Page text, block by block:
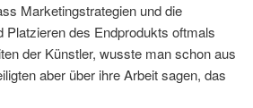
Marketingstrategien und die
des Endprodukts oftmals
der Künstler, wusste man schon aus
aber über ihre Arbeit sagen, das